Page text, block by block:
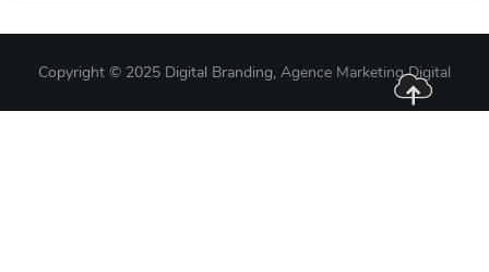
Copyright © 2025 Digital Branding, Agence Marketing Digital